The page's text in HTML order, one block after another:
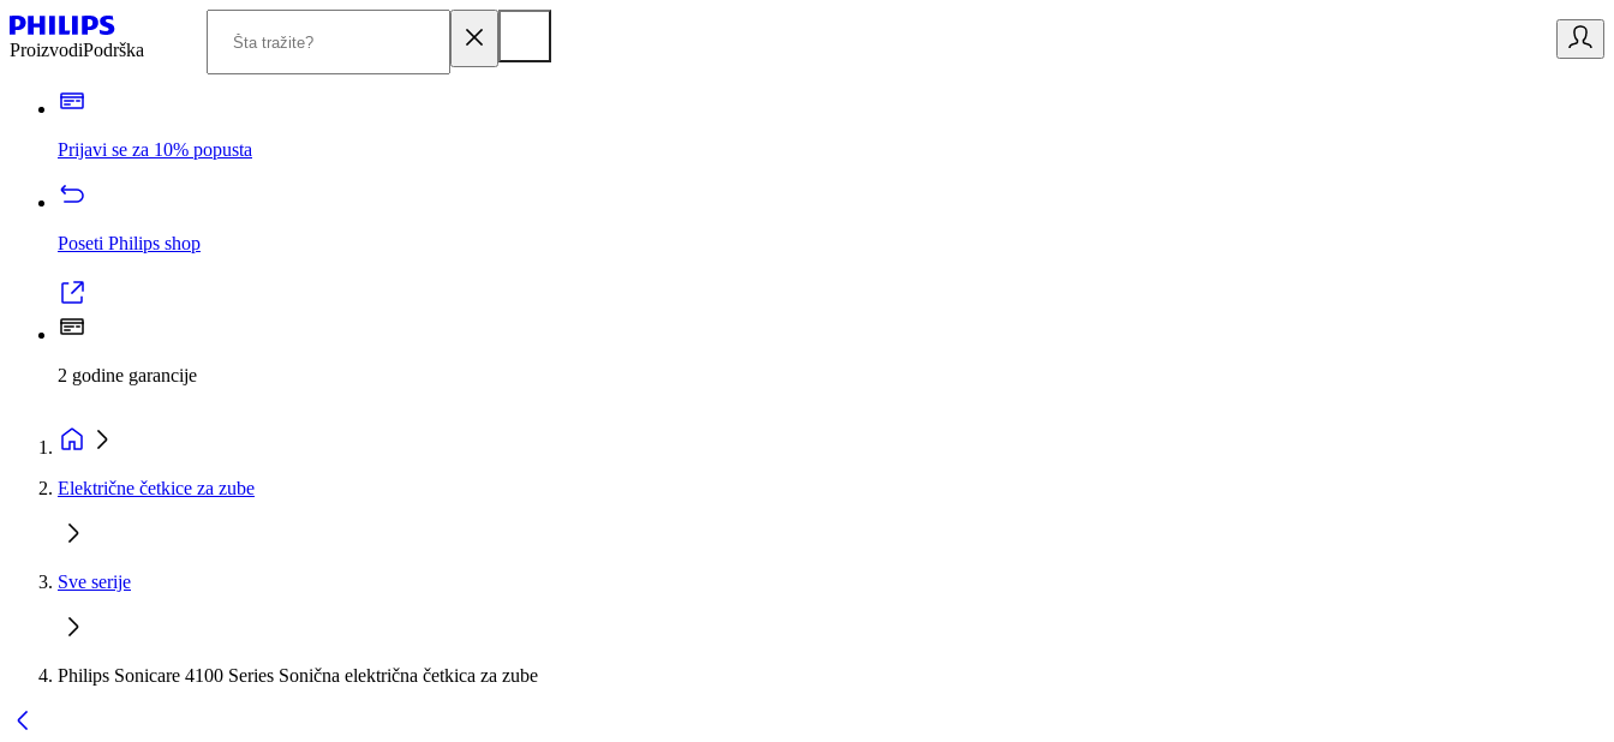
ProizvodiPodrška
Prijavi se za 10% popusta
Poseti Philips shop
2 godine garancije
Električne četkice za zube
Sve serije
Philips Sonicare 4100 Series Sonična električna četkica za zube